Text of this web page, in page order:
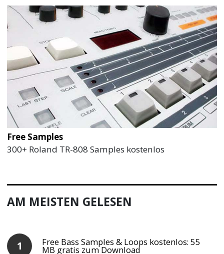
Free Samples
300+ Roland TR-808 Samples kostenlos
AM MEISTEN GELESEN
Free Bass Samples & Loops kostenlos: 55
MB gratis zum Download